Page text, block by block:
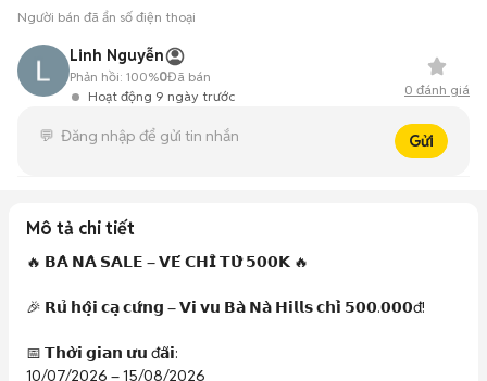
Người bán đã ẩn số điện thoại
Linh Nguyễn
Hoạt động 9 ngày trước
Phản hồi: 100%0Đã bán
0 đánh giá
Gửi
Mô tả chi tiết
🔥 𝗕𝗔̀ 𝗡𝗔̀ 𝗦𝗔𝗟𝗘 – 𝗩𝗘́ 𝗖𝗛𝗜̉ 𝗧𝗨̛̀ 𝟱𝟬𝟬𝗞 🔥
🎉 𝗥𝘂̉ 𝗵𝗼̣̂𝗶 𝗰𝗮̣ 𝗰𝘂̛́𝗻𝗴 – 𝗩𝗶 𝘃𝘂 𝗕𝗮̀ 𝗡𝗮̀ 𝗛𝗶𝗹𝗹𝘀 𝗰𝗵𝗶̉ 𝟱𝟬𝟬.𝟬𝟬𝟬đ!
📅 𝗧𝗵𝗼̛̀𝗶 𝗴𝗶𝗮𝗻 𝘂̛𝘂 đ𝗮̃𝗶:
10/07/2026 – 15/08/2026